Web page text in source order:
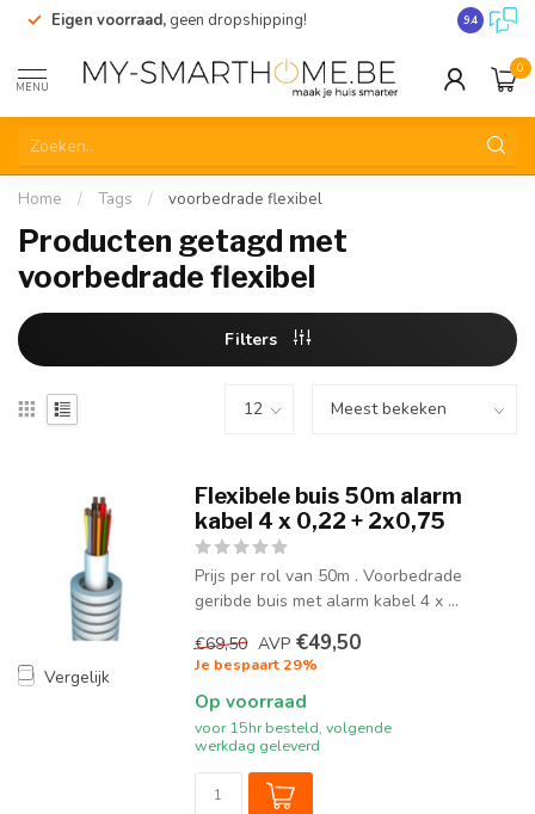
Eigen voorraad, geen dropshipping! 9.4
MENU
0
Home / Tags / voorbedrade flexibel
Producten getagd met
voorbedrade flexibel
Filters
Vergelijk
Flexibele buis 50m alarm
kabel 4 x 0,22 + 2x0,75
Prijs per rol van 50m . Voorbedrade
geribde buis met alarm kabel 4 x ...
€69,50 AVP €49,50
Je bespaart 29%
Op voorraad
voor 15hr besteld, volgende
werkdag geleverd